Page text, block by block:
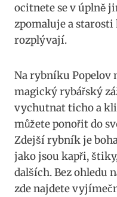
ocitnete se v úplně
zpomaluje a
rozplývají.
Na rybníku Popelov
magický rybářský
vychutnat ticho a
můžete ponořit do
Zdejší rybník je
jako jsou kapři,
dalších. Bez ohledu
zde najdete